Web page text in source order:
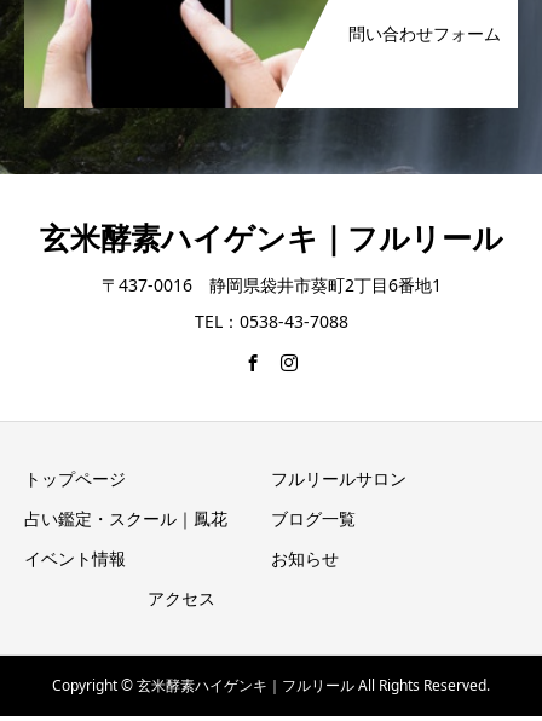
問い合わせフォーム
玄米酵素ハイゲンキ｜フルリール
〒437-0016 静岡県袋井市葵町2丁目6番地1
TEL：0538-43-7088
トップページ
フルリールサロン
占い鑑定・スクール｜鳳花
ブログ一覧
イベント情報
お知らせ
アクセス
Copyright © 玄米酵素ハイゲンキ｜フルリール All Rights Reserved.